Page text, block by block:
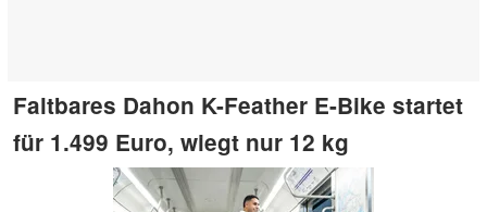
Faltbares Dahon K-Feather E-Bike startet
für 1.499 Euro, wiegt nur 12 kg